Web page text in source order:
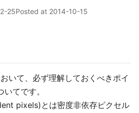
25Posted at 2014-10-15
いて、必ず理解しておくべきポイ
てです。
pixels)とは密度非依存ピクセル